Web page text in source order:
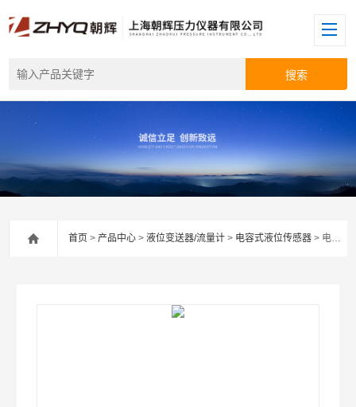
首页 >产品中心 >液位变送器/流量计 > 电容式液位传感器 > 电容式液位传感器